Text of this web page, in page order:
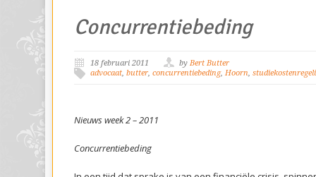
Concurrentiebeding
18 februari 2011 by Bert Butter
advocaat, butter, concurrentiebeding, Hoorn,
Nieuws week 2 – 2011
Concurrentiebeding